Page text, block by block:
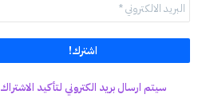
سيتم ارسال بريد الكتروني لتأكيد الاشتراك